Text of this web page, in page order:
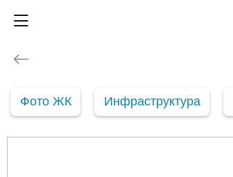
Фото ЖК Инфраструктура